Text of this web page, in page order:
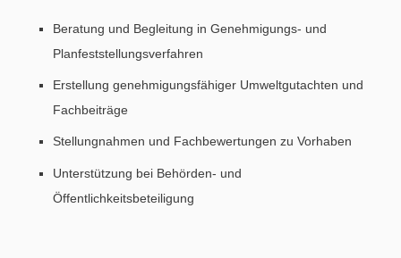
Beratung und Begleitung in Genehmigungs- und
Planfeststellungsverfahren
Erstellung genehmigungsfähiger Umweltgutachten und
Fachbeiträge
Stellungnahmen und Fachbewertungen zu Vorhaben
Unterstützung bei Behörden- und
Öffentlichkeitsbeteiligung